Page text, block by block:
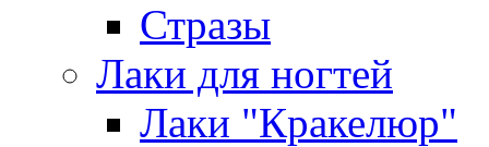
Стразы
Лаки для ногтей
Лаки "Кракелюр"